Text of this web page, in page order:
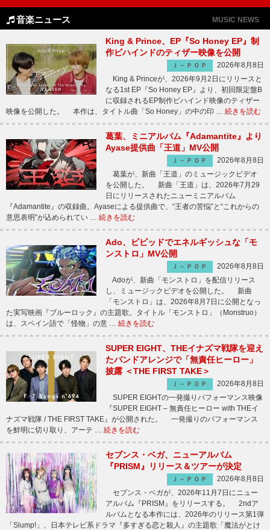
音楽ニュース MUSIC NEWS
King & Prince、EP『So Honey EP』制
作ビハインドのティザー映像を公開
Ｊ－ＰＯＰ
2026年8月8日
King & Princeが、2026年9月2日にリリースと
なる1st EP『So Honey EP』より、初回限定盤B
に収録されるEP制作ビハインド映像のティザー
映像を公開した。 本作は、タイトル曲「So Honey」の中の印 … 続きを読む
葛葉、ミニアルバム『Adamantite』より
Ayase提供曲「王道」MV公開
Ｊ－ＰＯＰ
2026年8月8日
葛葉が、新曲「王道」のミュージックビデオ
を公開した。 新曲「王道」は、2026年7月29
日にリリースされたニューミニアルバム
『Adamantite』の収録曲。Ayaseによる提供曲で、“王者の苦悩”と“これからの
意思表明”が込められてい … 続きを読む
Ado、ビビッドでエネルギッシュな「モ
ンストロ」MV公開
Ｊ－ＰＯＰ
2026年8月8日
Adoが、新曲「モンストロ」を配信リリース
し、ミュージックビデオを公開した。 新曲
「モンストロ」は、2026年8月7日に公開となっ
た実写映画『ブルーロック』の主題歌。タイトル「モンストロ」（Monstruo）
は、スペイン語で「怪物」の意 … 続きを読む
SUPER EIGHT、THEイナズマ戦隊を迎え
たバンドアレンジで「無責任ヒーロー」
披露 ＜THE FIRST TAKE＞
Ｊ－ＰＯＰ
2026年8月8日
SUPER EIGHTの一発撮りパフォーマンス映像
『SUPER EIGHT – 無責任ヒーロー with THEイ
ナズマ戦隊 / THE FIRST TAKE』が公開された。 一発撮りのパフォーマンス
を鮮明に切り取り、アーテ … 続きを読む
セブンス・ベガ、ニューアルバム
『PRISM』リリース＆ツアーが決定
Ｊ－ＰＯＰ
2026年8月8日
セブンス・ベガが、2026年11月7日にニュー
アルバム『PRISM』をリリースする。 2ndア
ルバムとなる本作には、2026年のリリース第1弾
「Slump!」、日本テレビ系ドラマ『多すぎる恋と殺人』の主題歌「魔法がとけ